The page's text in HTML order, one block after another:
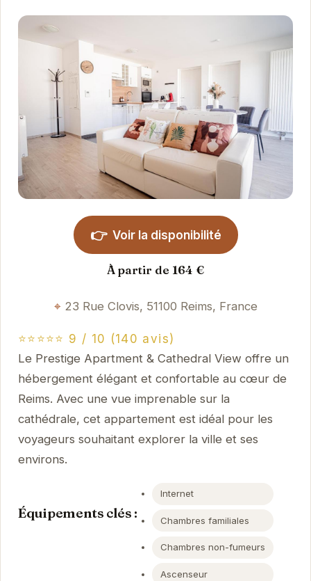
👉 Voir la disponibilité
À partir de 164 €
23 Rue Clovis, 51100 Reims, France
⭐⭐⭐⭐⭐ 9 / 10 (140 avis)
Le Prestige Apartment & Cathedral View offre un
hébergement élégant et confortable au cœur de
Reims. Avec une vue imprenable sur la
cathédrale, cet appartement est idéal pour les
voyageurs souhaitant explorer la ville et ses
environs.
Équipements clés :
Internet
Chambres familiales
Chambres non-fumeurs
Ascenseur